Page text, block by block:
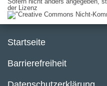
der Lizenz
Startseite
Barrierefreiheit